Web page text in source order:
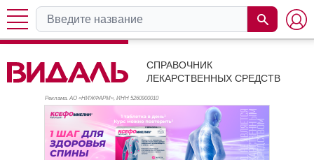
СПРАВОЧНИК
ЛЕКАРСТВЕННЫХ СРЕДСТВ
Реклама. АО «НИЖФАРМ», ИНН 5260900010